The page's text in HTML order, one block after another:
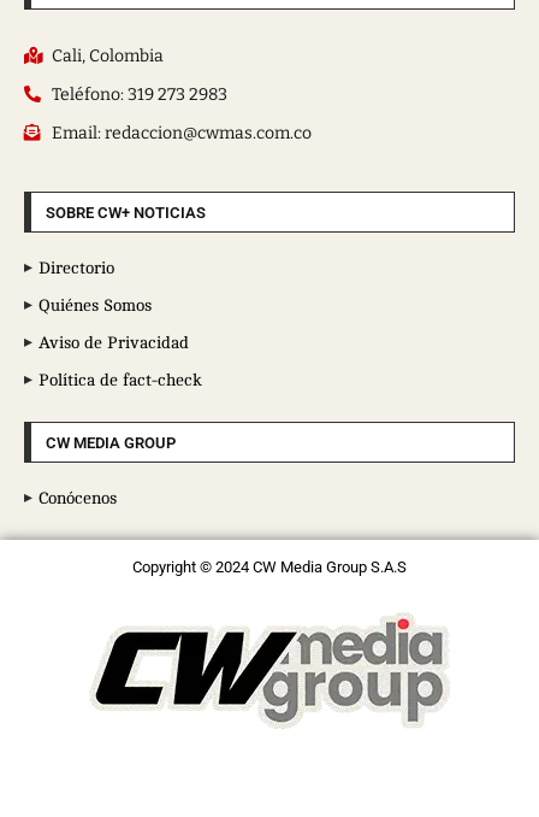
Cali, Colombia
Teléfono: 319 273 2983
Email: redaccion@cwmas.com.co
SOBRE CW+ NOTICIAS
Directorio
Quiénes Somos
Aviso de Privacidad
Política de fact-check
CW MEDIA GROUP
Conócenos
Copyright © 2024 CW Media Group S.A.S